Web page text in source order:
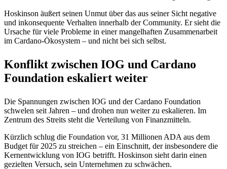
Hoskinson äußert seinen Unmut über das aus seiner Sicht negative
und inkonsequente Verhalten innerhalb der Community. Er sieht die
Ursache für viele Probleme in einer mangelhaften Zusammenarbeit
im Cardano-Ökosystem – und nicht bei sich selbst.
Konflikt zwischen IOG und Cardano
Foundation eskaliert weiter
Die Spannungen zwischen IOG und der Cardano Foundation
schwelen seit Jahren – und drohen nun weiter zu eskalieren. Im
Zentrum des Streits steht die Verteilung von Finanzmitteln.
Kürzlich schlug die Foundation vor, 31 Millionen ADA aus dem
Budget für 2025 zu streichen – ein Einschnitt, der insbesondere die
Kernentwicklung von IOG betrifft. Hoskinson sieht darin einen
gezielten Versuch, sein Unternehmen zu schwächen.